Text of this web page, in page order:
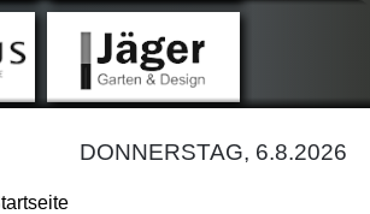
DONNERSTAG, 6.8.2026